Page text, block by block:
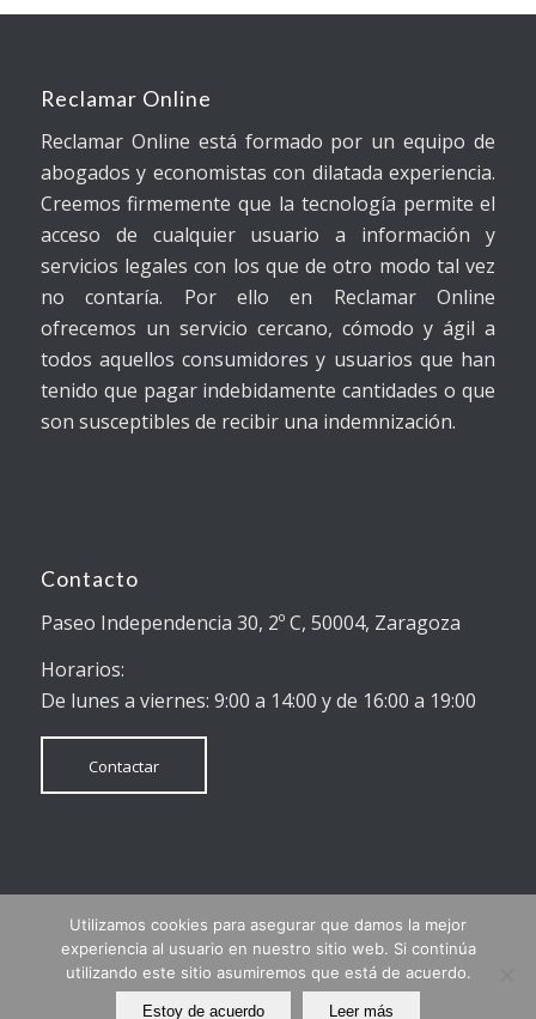
Reclamar Online
Reclamar Online está formado por un equipo de
abogados y economistas con dilatada experiencia.
Creemos firmemente que la tecnología permite el
acceso de cualquier usuario a información y
servicios legales con los que de otro modo tal vez
no contaría. Por ello en Reclamar Online
ofrecemos un servicio cercano, cómodo y ágil a
todos aquellos consumidores y usuarios que han
tenido que pagar indebidamente cantidades o que
son susceptibles de recibir una indemnización.
Contacto
Paseo Independencia 30, 2º C, 50004, Zaragoza
Horarios:
De lunes a viernes: 9:00 a 14:00 y de 16:00 a 19:00
Contactar
© Copyright - Reclamar Online
Finalistas mejor web de empresa 2018 (Aragón en la Red)
Utilizamos cookies para asegurar que damos la mejor
experiencia al usuario en nuestro sitio web. Si continúa
utilizando este sitio asumiremos que está de acuerdo.
Estoy de acuerdo Leer más